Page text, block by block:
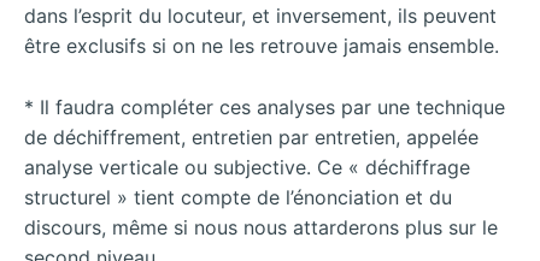
dans l’esprit du locuteur, et inversement, ils peuvent
être exclusifs si on ne les retrouve jamais ensemble.
* Il faudra compléter ces analyses par une technique
de déchiffrement, entretien par entretien, appelée
analyse verticale ou subjective. Ce « déchiffrage
structurel » tient compte de l’énonciation et du
discours, même si nous nous attarderons plus sur le